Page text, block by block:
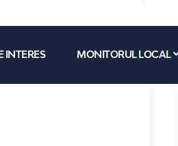
INTERES MONITORUL LOCAL